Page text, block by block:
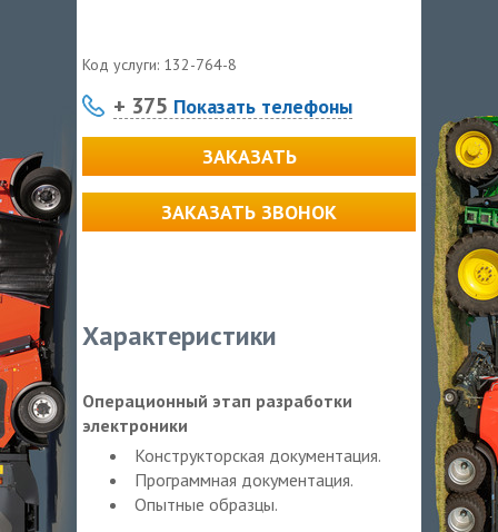
Код услуги: 132-764-8
+ 375 Показать телефоны
ЗАКАЗАТЬ
ЗАКАЗАТЬ ЗВОНОК
Характеристики
Операционный этап разработки
электроники
Конструкторская документация.
Программная документация.
Опытные образцы.